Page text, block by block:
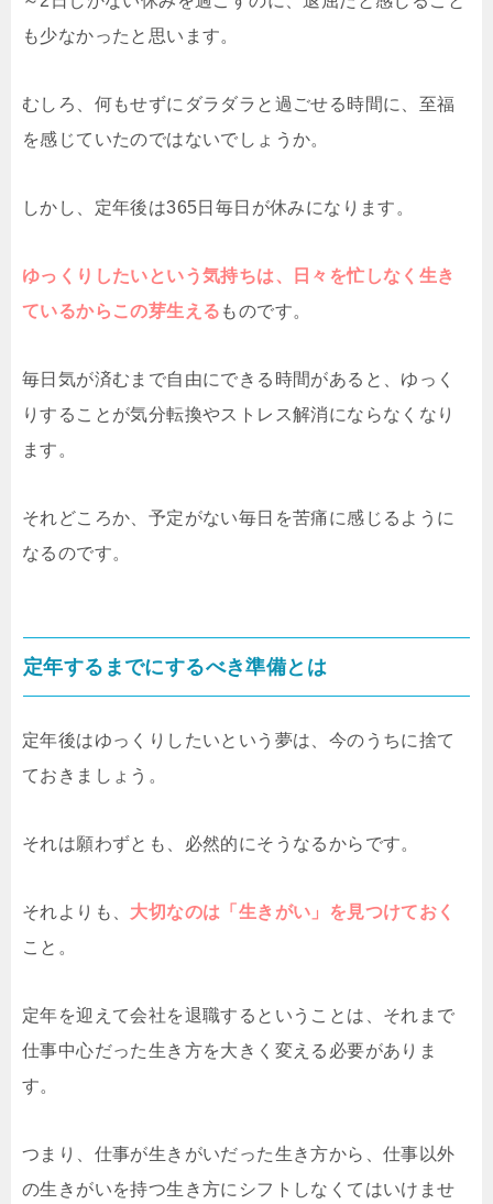
も少なかったと思います。
むしろ、何もせずにダラダラと過ごせる時間に、至福
を感じていたのではないでしょうか。
しかし、定年後は365日毎日が休みになります。
ゆっくりしたいという気持ちは、日々を忙しなく生き
ているからこの芽生える ものです。
毎日気が済むまで自由にできる時間があると、ゆっく
りすることが気分転換やストレス解消にならなくなり
ます。
それどころか、予定がない毎日を苦痛に感じるように
なるのです。
定年するまでにするべき準備とは
定年後はゆっくりしたいという夢は、今のうちに捨て
ておきましょう。
それは願わずとも、必然的にそうなるからです。
それよりも、 大切なのは「生きがい」を見つけておく
こと。
定年を迎えて会社を退職するということは、それまで
仕事中心だった生き方を大きく変える必要がありま
す。
つまり、仕事が生きがいだった生き方から、仕事以外
の生きがいを持つ生き方にシフトしなくてはいけませ